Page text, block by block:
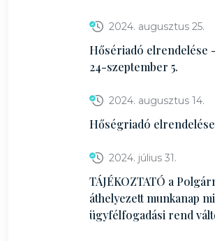
2024. augusztus 25.
Hősériadó elrendelése
24-szeptember 5.
2024. augusztus 14.
Hőségriadó
2024. július 31.
TÁJÉKOZTATÓ a
áthelyezett munkanap
ügyfélfogadási rend